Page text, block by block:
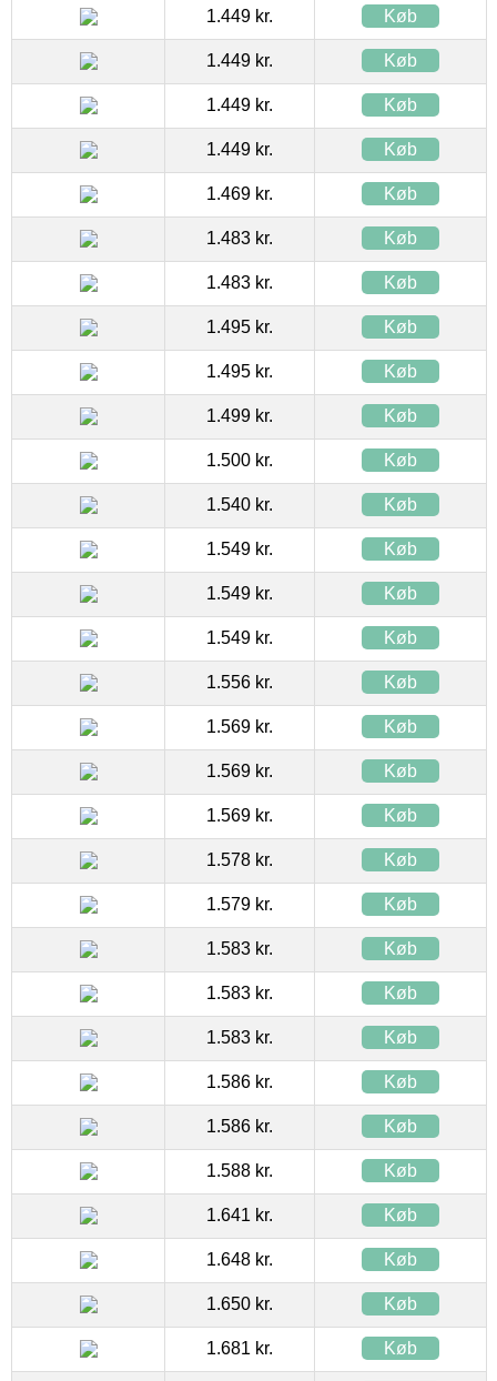
1.449 kr. Køb
1.449 kr. Køb
1.449 kr. Køb
1.449 kr. Køb
1.469 kr. Køb
1.483 kr. Køb
1.483 kr. Køb
1.495 kr. Køb
1.495 kr. Køb
1.499 kr. Køb
1.500 kr. Køb
1.540 kr. Køb
1.549 kr. Køb
1.549 kr. Køb
1.549 kr. Køb
1.556 kr. Køb
1.569 kr. Køb
1.569 kr. Køb
1.569 kr. Køb
1.578 kr. Køb
1.579 kr. Køb
1.583 kr. Køb
1.583 kr. Køb
1.583 kr. Køb
1.586 kr. Køb
1.586 kr. Køb
1.588 kr. Køb
1.641 kr. Køb
1.648 kr. Køb
1.650 kr. Køb
1.681 kr. Køb